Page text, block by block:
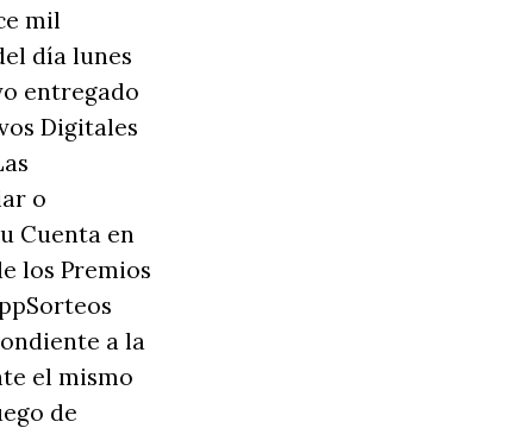
mil
día lunes
entregado
Digitales
o
Cuenta en
los Premios
a la
el mismo
de